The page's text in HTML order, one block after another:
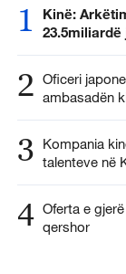
1
Kinë:
23.5miliardë
2 Oficeri
ambasadën
3
Kompania
talenteve në
4 Oferta e
qershor